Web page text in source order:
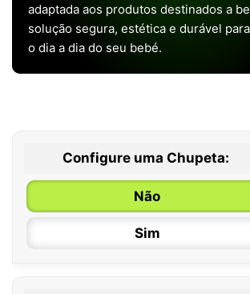
adaptada aos produtos destinados a
solução segura, estética e durável
o dia a dia do seu bebé.
Configure uma Chupeta:
Não
Sim